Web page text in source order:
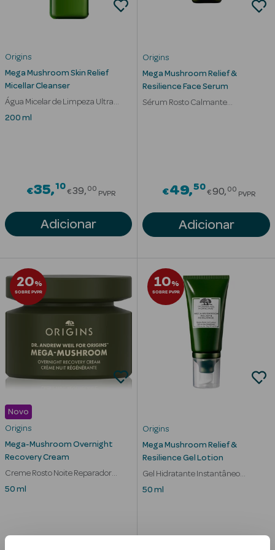
Ver Tudo
Rosto
Lábios
Rosto e
Ver Tudo
Hidratantes
Séruns Faciais
Origins
Mega Mushroom Skin Relief
Micellar Cleanser
Água Micelar de Limpeza Ultra
Suave Calmante
200 ml
€35 10Price reduced from
€39 00
PVPR
Adicionar
Origins
Mega Mushroom Relief &
Resilience Face Serum
Sérum Rosto Calmante
€49 50Price
€90 00
PVPR
Adicionar
20%
SOBRE PVPR
Novo
Origins
Mega-Mushroom Overnight
Recovery Cream
Creme Rosto Noite Reparador
Vermelhidão
50 ml
10%
SOBRE PVPR
Origins
Mega Mushroom Relief &
Resilience Gel Lotion
Gel Hidratante Instantâneo
Antivermelhidão
50 ml